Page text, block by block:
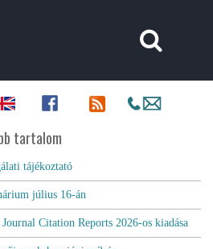
tartalom
tájékoztató
július 16-án
Citation Reports 2026-os kiadása